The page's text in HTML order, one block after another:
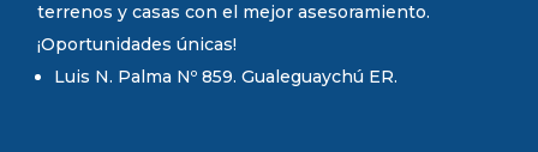
terrenos y casas con el mejor asesoramiento.
¡Oportunidades únicas!
Luis N. Palma Nº 859. Gualeguaychú ER.